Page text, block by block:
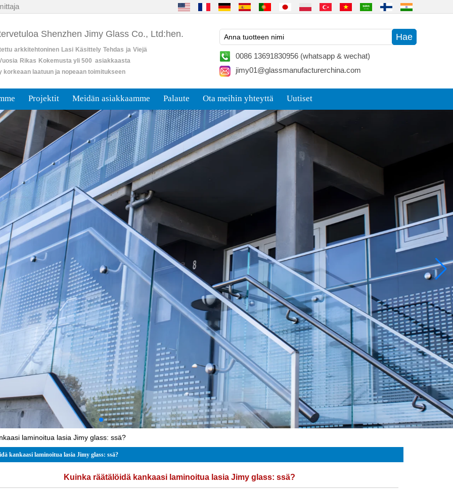
Shenzhen Jimy Glass Co., Ltd:hen.
arkkitehtoninen Lasi Käsittely Tehdas ja Viejä
Rikas Kokemusta yli 500 asiakkaasta
korkeaan laatuun ja nopeaan toimitukseen
0086 13691830956 (whatsapp & wechat)
jimy01@glassmanufacturerchina.com
Projektit Meidän asiakkaamme Palaute Ota meihin yhteyttä Uutiset
laminoitua lasia Jimy glass: ssä?
kankaasi laminoitua lasia Jimy glass: ssä?
Kuinka räätälöidä kankaasi laminoitua lasia Jimy glass: ssä?